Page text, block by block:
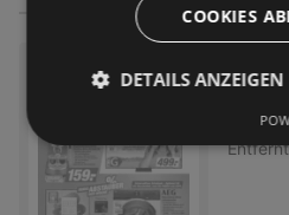
COOKIES
DETAILS ANZEIGEN